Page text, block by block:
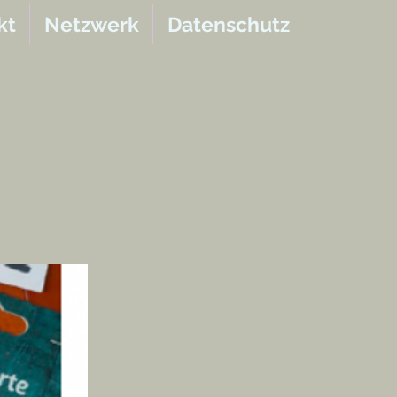
Netzwerk Datenschutz